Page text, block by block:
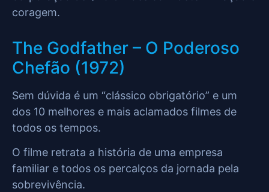
coragem.
The Godfather – O Poderoso
Chefão (1972)
Sem dúvida é um “clássico obrigatório” e um
dos 10 melhores e mais aclamados filmes de
todos os tempos.
O filme retrata a história de uma empresa
familiar e todos os percalços da jornada pela
sobrevivência.